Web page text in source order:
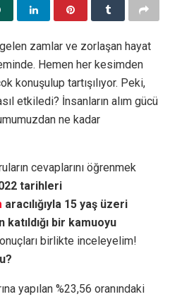
zamlar ve zorlaşan hayat
Hemen her kesimden
konuşulup tartışılıyor. Peki,
etkiledi? İnsanların alım gücü
ne kadar
cevaplarını öğrenmek
tarihleri
aracılığıyla 15 yaş üzeri
bir kamuoyu
birlikte inceleyelim!
yapılan %23,56 oranındaki